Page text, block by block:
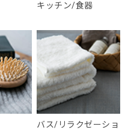
キッチン/食器
バス/リラクゼーショ